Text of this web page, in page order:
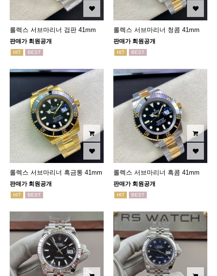
롤렉스 서브마리너 검판 41mm
판매가 회원공개
HIT BEST
롤렉스 서브마리너 청콤 41mm
판매가 회원공개
HIT BEST
롤렉스 서브마리너 흑금통 41mm
판매가 회원공개
HIT BEST
롤렉스 서브마리너 흑콤 41mm
판매가 회원공개
HIT BEST